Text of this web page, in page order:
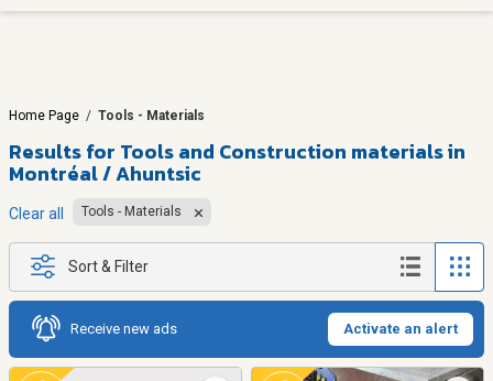
Home Page / Tools - Materials
Results for Tools and Construction materials in
Montréal / Ahuntsic
Clear all Tools - Materials
Sort & Filter
Receive new ads Activate an alert